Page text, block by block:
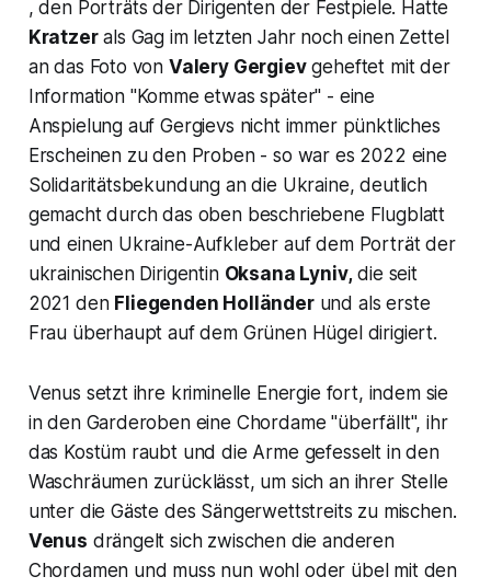
, den Porträts der Dirigenten der Festpiele. Hatte
Kratzerals Gag im letzten Jahr noch einen Zettel
an das Foto von Valery Gergievgeheftet mit der
Information "Komme etwas später" - eine
Anspielung auf Gergievs nicht immer pünktliches
Erscheinen zu den Proben - so war es 2022 eine
Solidaritätsbekundung an die Ukraine, deutlich
gemacht durch das oben beschriebene Flugblatt
und einen Ukraine-Aufkleber auf dem Porträt der
ukrainischen Dirigentin Oksana Lyniv,die seit
2021 den Fliegenden Holländer und als erste
Frau überhaupt auf dem Grünen Hügel dirigiert.
Venus setzt ihre kriminelle Energie fort, indem sie
in den Garderoben eine Chordame "überfällt", ihr
das Kostüm raubt und die Arme gefesselt in den
Waschräumen zurücklässt, um sich an ihrer Stelle
unter die Gäste des Sängerwettstreits zu mischen.
Venus drängelt sich zwischen die anderen
Chordamen und muss nun wohl oder übel mit den